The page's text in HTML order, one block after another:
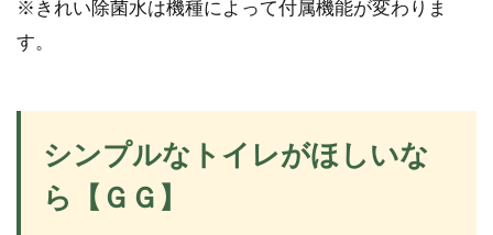
※きれい除菌水は機種によって付属機能が変わりま
す。
シンプルなトイレがほしいな
ら【ＧＧ】